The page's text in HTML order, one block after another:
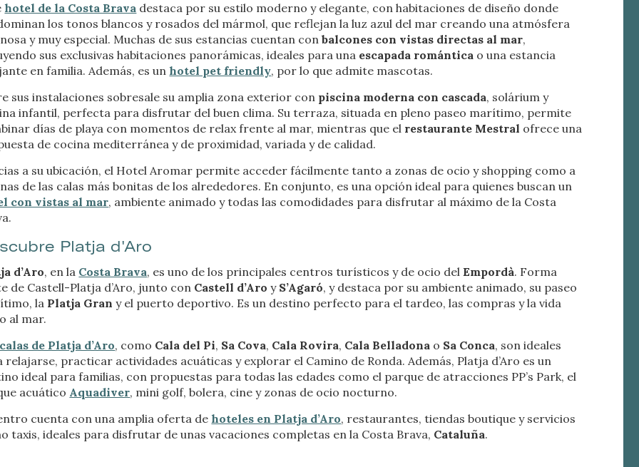
hotel de la Costa Brava destaca por su estilo moderno y elegante, con habitaciones de diseño donde
los tonos blancos y rosados del mármol, que reflejan la luz azul del mar creando una atmósfera
y muy especial. Muchas de sus estancias cuentan conbalcones con vistas directas al mar,
sus exclusivas habitaciones panorámicas, ideales para una escapada romántica o una estancia
en familia. Además, es unhotel pet friendly, por lo que admite mascotas.
sus instalaciones sobresale su amplia zona exterior con piscina moderna con cascada, solárium y
infantil, perfecta para disfrutar del buen clima. Su terraza, situada en pleno paseo marítimo, permite
días de playa con momentos de relax frente al mar, mientras que el restaurante Mestral ofrece una
de cocina mediterránea y de proximidad, variada y de calidad.
a su ubicación, el Hotel Aromar permite acceder fácilmente tanto a zonas de ocio y shopping como a
de las calas más bonitas de los alrededores. En conjunto, es una opción ideal para quienes buscan un
con vistas al mar, ambiente animado y todas las comodidades para disfrutar al máximo de la Costa
Platja d'Aro
d’Aro, en la Costa Brava, es uno de los principales centros turísticos y de ocio del Empordà. Forma
de Castell-Platja d’Aro, junto con Castell d’Aroy S’Agaró, y destaca por su ambiente animado, su paseo
la Platja Gran y el puerto deportivo. Es un destino perfecto para el tardeo, las compras y la vida
al mar.
calas de Platja d’Aro, como Cala del Pi, Sa Cova, Cala Rovira, Cala Belladona o Sa Conca, son ideales
relajarse, practicar actividades acuáticas y explorar el Camino de Ronda. Además, Platja d’Aro es un
ideal para familias, con propuestas para todas las edades como el parque de atracciones PP’s Park, el
acuático Aquadiver, mini golf, bolera, cine y zonas de ocio nocturno.
cuenta con una amplia oferta dehoteles en Platja d’Aro, restaurantes, tiendas boutique y servicios
taxis, ideales para disfrutar de unas vacaciones completas en la Costa Brava, Cataluña.
si así lo desea, impedir que sean instaladas en su disco duro, aunque
tener en cuenta que dicha acción podrá ocasionar dificultades de navegación
web.
y personalización
realizar el seguimiento y análisis del comportamiento de los usuarios de este
La información recogida mediante este tipo de cookies se utiliza en la
de la actividad de la web para la elaboración de perfiles de navegación de
con el fin de introducir mejoras en función del análisis de los datos de uso
los usuarios del servicio. Permiten guardar la información de preferencia
para mejorar la calidad de nuestros servicios y para ofrecer una mejor
a través de productos recomendados.
y publicidad
son utilizadas para almacenar información sobre las preferencias y
de navegación. Gracias a ellas, podemos conocer los hábitos de navegación
Guardar configuración Aceptar todas